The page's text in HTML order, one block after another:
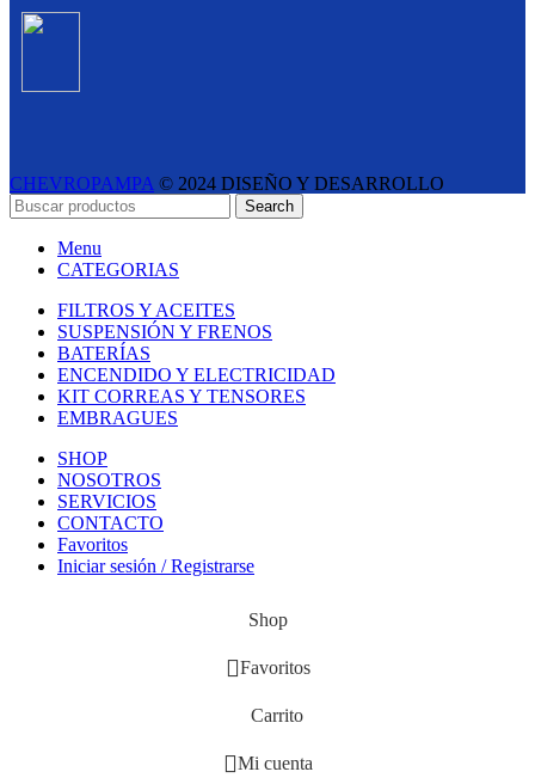
CHEVROPAMPA © 2024 DISEÑO Y DESARROLLO
ESTUDIO LIPINA
- E-COMMERCE SOLUTIONS
Search
Menu
CATEGORIAS
FILTROS Y ACEITES
SUSPENSIÓN Y FRENOS
BATERÍAS
ENCENDIDO Y ELECTRICIDAD
KIT CORREAS Y TENSORES
EMBRAGUES
SHOP
NOSOTROS
SERVICIOS
CONTACTO
Favoritos
Iniciar sesión / Registrarse
Shop
Favoritos
Carrito
Mi cuenta